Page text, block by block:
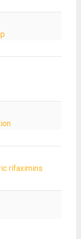
rifaximins